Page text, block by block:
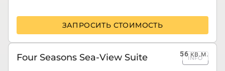
ЗАПРОСИТЬ СТОИМОСТЬ
56кв.м.
Four Seasons Sea-View Suite INFO